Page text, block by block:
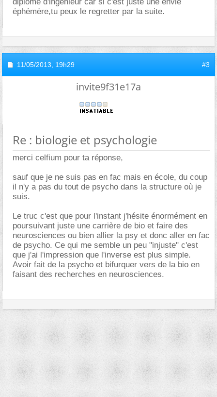
éphémère,tu peux le regretter par la suite.
11/05/2013, 19h29 #3
invite9f31e17a
Re : biologie et psychologie
merci celfium pour ta réponse,
sauf que je ne suis pas en fac mais en école, du coup
il n'y a pas du tout de psycho dans la structure où je
suis.
Le truc c'est que pour l'instant j'hésite énormément en
poursuivant juste une carrière de bio et faire des
neurosciences ou bien allier la psy et donc aller en fac
de psycho. Ce qui me semble un peu "injuste" c'est
que j'ai l'impression que l'inverse est plus simple.
Avoir fait de la psycho et bifurquer vers de la bio en
faisant des recherches en neurosciences.